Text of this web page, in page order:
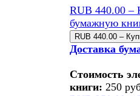
RUB 440.00 –
бумажную
Доставка
Стоимость
книги: 250